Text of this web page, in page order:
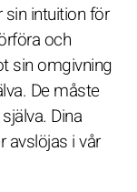
intuition för
och
sin omgivning
De måste
Dina
avslöjas i vår